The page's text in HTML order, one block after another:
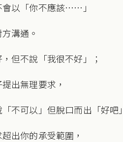
以「你不應該……」
溝通。
但不說「我很不好」；
出無理要求，
不可以」但脫口而出「好吧
出你的承受範圍，